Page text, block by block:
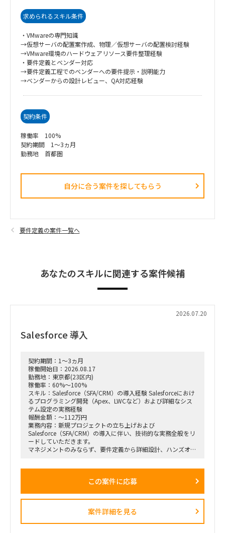
求められるスキル条件
・VMwareの専門知識
→仮想サーバの配置案作成、物理／仮想サーバの配置検討経験
→VMware環境のハードウェアリソース要件整理経験
・要件定義とベンダー対応
→要件定義工程でのベンダーへの要件提示・説明能力
→ベンダーからの設計レビュー、QA対応経験
契約条件
稼働率 100%
契約期間 1～3ヵ月
勤務地 首都圏
自分に合う案件を探してもらう​
要件定義の案件一覧へ
あなたのスキルに関連する案件候補
2026.07.20
Salesforce 導入
契約期間：1～3ヵ月
稼働開始日：2026.08.17
勤務地：東京都(23区内)
稼働率：60%～100%
スキル：Salesforce（SFA/CRM）の導入経験 Salesforceにおけ
るプログラミング開発（Apex、LWCなど）および詳細なシス
テム設定の実務経験
報酬金額：～112万円
業務内容：新規プロジェクトの立ち上げおよび
Salesforce（SFA/CRM）の導入に伴い、技術的な実務全般をリ
ードしていただきます。
マネジメントのみならず、要件定義から詳細設計、ハンズオン
Salesforce（SFA/CRM）の導入、カスタマイズ、および詳細設
Apex、Visualforce、Lightning Web Components（LWC）な
この案件に応募
案件詳細を見る